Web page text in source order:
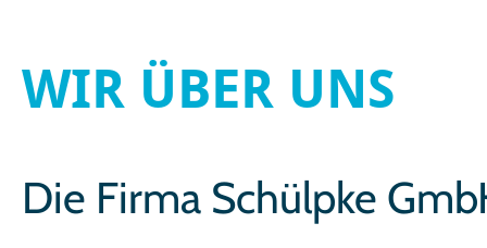
WIR ÜBER UNS
Die Firma Schülpke